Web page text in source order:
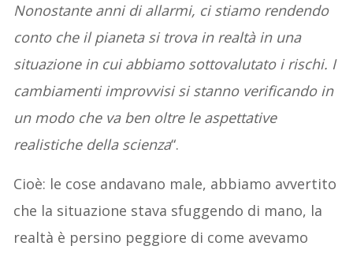
Nonostante anni di allarmi, ci stiamo rendendo
conto che il pianeta si trova in realtà in una
situazione in cui abbiamo sottovalutato i rischi. I
cambiamenti improvvisi si stanno verificando in
un modo che va ben oltre le aspettative
realistiche della scienza“.
Cioè: le cose andavano male, abbiamo avvertito
che la situazione stava sfuggendo di mano, la
realtà è persino peggiore di come avevamo